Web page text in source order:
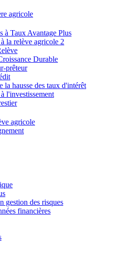
agricole
à Taux Avantage Plus
la relève agricole 2
Durable
prêteur
la hausse des taux d'intérêt
l'investissement
agricole
gestion des risques
financières